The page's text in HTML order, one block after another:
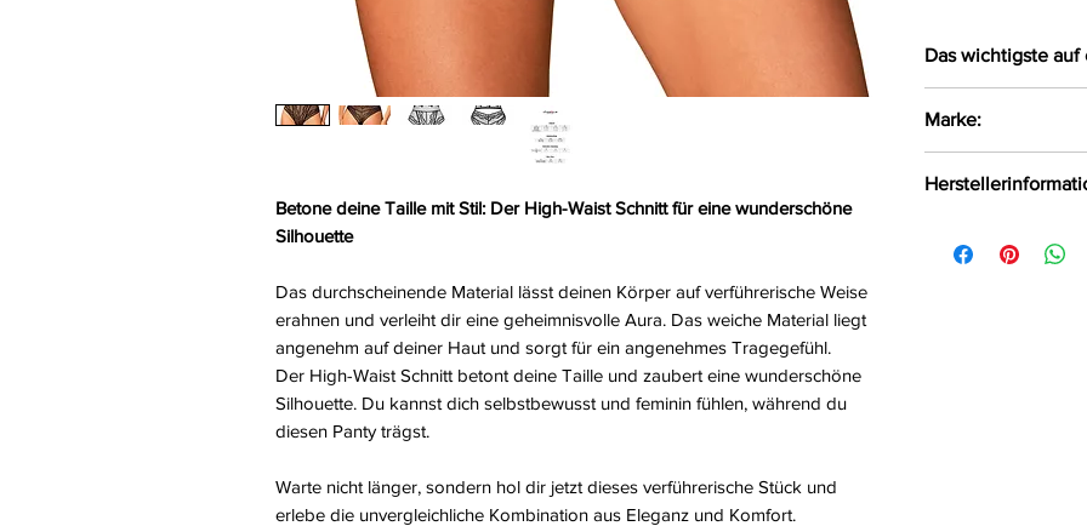
Betone deine Taille mit Stil: Der High-Waist Schnitt für eine wunderschöne
Silhouette
Das durchscheinende Material lässt deinen Körper auf verführerische Weise
erahnen und verleiht dir eine geheimnisvolle Aura. Das weiche Material liegt
angenehm auf deiner Haut und sorgt für ein angenehmes Tragegefühl.
Der High-Waist Schnitt betont deine Taille und zaubert eine wunderschöne
Silhouette. Du kannst dich selbstbewusst und feminin fühlen, während du
diesen Panty trägst.
Warte nicht länger, sondern hol dir jetzt dieses verführerische Stück und
erlebe die unvergleichliche Kombination aus Eleganz und Komfort.
Das wichtigste auf
Das weiche
Haut
Farbe:
schwarz
Marke:
Krolewska Street 1